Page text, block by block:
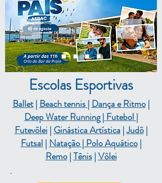
Escolas Esportivas
Ballet| Beach tennis | Dança e Ritmo|
Deep Water Running | Futebol |
Futevôlei | Ginástica Artística|Judô|
Futsal | Natação | Polo Aquático|
Remo|Tênis|Vôlei